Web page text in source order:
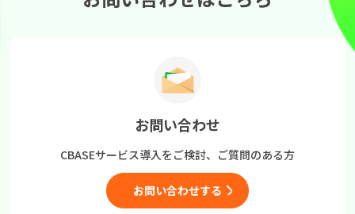
お問い合わせ
CBASEサービス導入をご検討、 ご質問のある方
お問い合わせする